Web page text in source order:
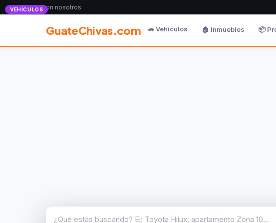
Anunciate con nosotros
GuateChivas.com 🚗 Vehículos 🏠 Inmuebles 📦
VEHÍCULOS